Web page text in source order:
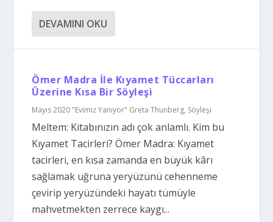
DEVAMINI OKU
Ömer Madra İle Kıyamet Tüccarları
Üzerine Kısa Bir Söyleşi
Mayıs 2020 "Evimiz Yanıyor" Greta Thunberg, Söyleşi
Meltem: Kitabınızın adı çok anlamlı. Kim bu
Kıyamet Tacirleri? Ömer Madra: Kıyamet
tacirleri, en kısa zamanda en büyük kârı
sağlamak uğruna yeryüzünü cehenneme
çevirip yeryüzündeki hayatı tümüyle
mahvetmekten zerrece kaygı...